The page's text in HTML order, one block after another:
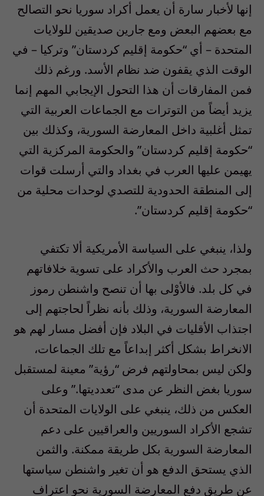
إنها لأخبار سارة أن يعمل أكراد سوريا نحو التصالح
مع بعضهم البعض ومع جارين صديقين للولايات
المتحدة – أي “حكومة إقليم كردستان” وتركيا – في
الوقت الذي يقفون ضد نظام الأسد. ورغم ذلك
فمن المفارقات أن هذا التحول الإيجابي المهم إنما
يزيد أيضاً من التوترات مع الجماعات العربية التي
تمثل أغلبية داخل المعارضة السورية، وكذلك بين
“حكومة إقليم كردستان” والحكومة المركزية التي
يهيمن عليها العرب في بغداد والتي أرسلت قوات
إلى المنطقة الحدودية للتصدي لوحدات محلية من
“حكومة إقليم كردستان”.
ولذا، ينبغي على السياسة الأمريكية ألا تكتفي
بمجرد حث العرب والأكراد على تسوية خلافاتهم
في كل بلد. فالأوْلى بها أن تنصح واشنطن رموز
المعارضة السورية، وذلك بأنه نظراً لحاجتهم إلى
اجتذاب الأقليات في البلاد فإن أفضل مسار لهم هو
الانخراط بشكل أكثر إبداعاً مع تلك الجماعات،
ولكن ليس بمحاولتهم فرض “رؤية” معينة لمستقبل
سوريا بغض النظر عن مدى “تعدديتها.” وعلى
العكس من ذلك، ينبغي على الولايات المتحدة أن
تشجع الأكراد السوريين والعراقيين على دعم
المعارضة السورية بكل طريقة ممكنة. والثمن
الذي يستحق الدفع هو أن تغير واشنطن سياستها
عن طريق دفع المعارضة السورية نحو اعتراف